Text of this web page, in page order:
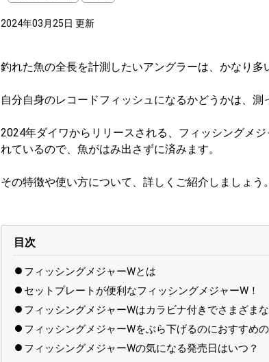
2024年03月25日 更新
釣れた魚の全長を計測したいアングラーは、かなり多
自分自身のレコードフィッシュになるかどうかは、測
2024年ダイワからリリースされる、フィッシングメ
れているので、魚がはみ出さずに済みます。
その特徴や使い方について、詳しくご紹介しましょう。
目次
フィッシングメジャーWとは
セットプレートが便利なフィッシングメジャーW！
フィッシングメジャーWはカラビナ付きでさまざま
フィッシングメジャーWをぶら下げるのにおすすめ
フィッシングメジャーWの気になる発売日はいつ？